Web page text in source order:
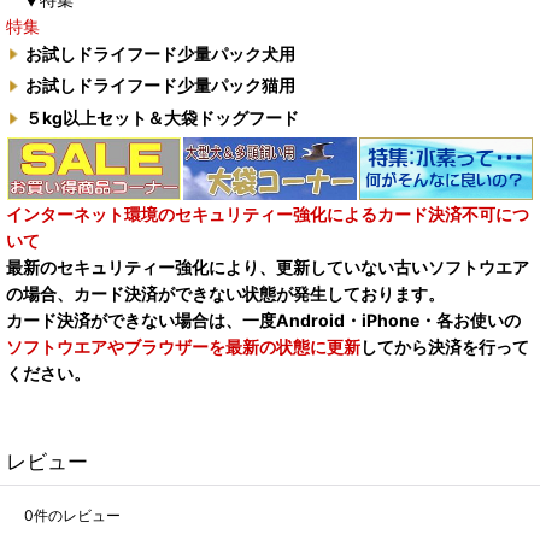
特集
お試しドライフード少量パック犬用
お試しドライフード少量パック猫用
５kg以上セット＆大袋ドッグフード
インターネット環境のセキュリティー強化によるカード決済不可につ
いて
最新のセキュリティー強化により、更新していない古いソフトウエア
の場合、カード決済ができない状態が発生しております。
カード決済ができない場合は、一度Android・iPhone・各お使いの
ソフトウエアやブラウザーを最新の状態に更新してから決済を行って
ください。
レビュー
0件のレビュー